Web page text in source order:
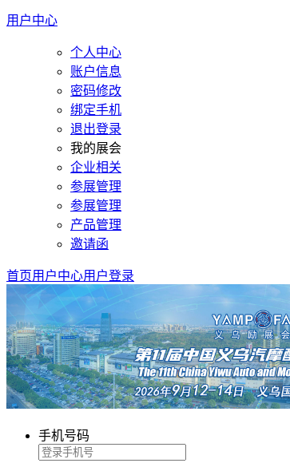
用户中心
个人中心
账户信息
密码修改
绑定手机
退出登录
我的展会
企业相关
参展管理
参展管理
产品管理
邀请函
首页用户中心用户登录
手机号码